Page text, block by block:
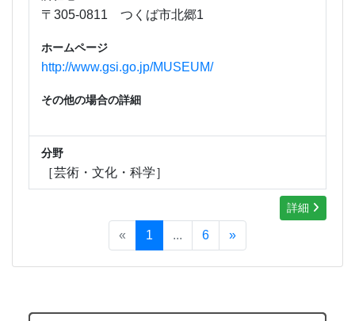
〒305-0811 つくば市北郷1
ホームページ
http://www.gsi.go.jp/MUSEUM/
その他の場合の詳細
分野
［芸術・文化・科学］
詳細
« 1 ... 6 »